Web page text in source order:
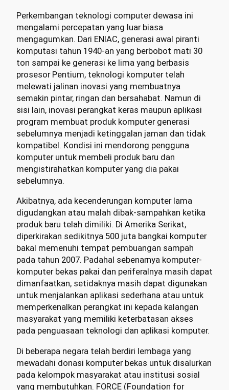
Perkembangan teknologi computer dewasa ini
mengalami percepatan yang luar biasa
mengagumkan. Dari ENIAC, generasi awal piranti
komputasi tahun 1940-an yang berbobot mati 30
ton sampai ke generasi ke lima yang berbasis
prosesor Pentium, teknologi komputer telah
melewati jalinan inovasi yang membuatnya
semakin pintar, ringan dan bersahabat. Namun di
sisi lain, inovasi perangkat keras maupun aplikasi
program membuat produk komputer generasi
sebelumnya menjadi ketinggalan jaman dan tidak
kompatibel. Kondisi ini mendorong pengguna
komputer untuk membeli produk baru dan
mengistirahatkan komputer yang dia pakai
sebelumnya.
Akibatnya, ada kecenderungan komputer lama
digudangkan atau malah dibak-sampahkan ketika
produk baru telah dimiliki. Di Amerika Serikat,
diperkirakan sedikitnya 500 juta bangkai komputer
bakal memenuhi tempat pembuangan sampah
pada tahun 2007. Padahal sebenarnya komputer-
komputer bekas pakai dan periferalnya masih dapat
dimanfaatkan, setidaknya masih dapat digunakan
untuk menjalankan aplikasi sederhana atau untuk
memperkenalkan perangkat ini kepada kalangan
masyarakat yang memiliki keterbatasan akses
pada penguasaan teknologi dan aplikasi komputer.
Di beberapa negara telah berdiri lembaga yang
mewadahi donasi komputer bekas untuk disalurkan
pada kelompok masyarakat atau institusi sosial
yang membutuhkan. FORCE (Foundation for